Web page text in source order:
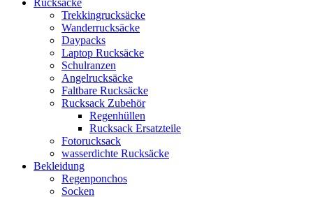
Trekkingrucksäcke
Wanderrucksäcke
Daypacks
Laptop Rucksäcke
Schulranzen
Angelrucksäcke
Faltbare Rucksäcke
Rucksack Zubehör
Regenhüllen
Rucksack Ersatzteile
Fotorucksack
wasserdichte Rucksäcke
Bekleidung
Regenponchos
Socken